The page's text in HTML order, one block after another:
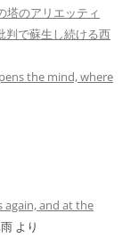
塔のアリエッティ
判で蘇生し続ける西
the mind, where
again, and at the
より